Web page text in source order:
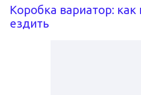
Коробка вариатор: как
ездить